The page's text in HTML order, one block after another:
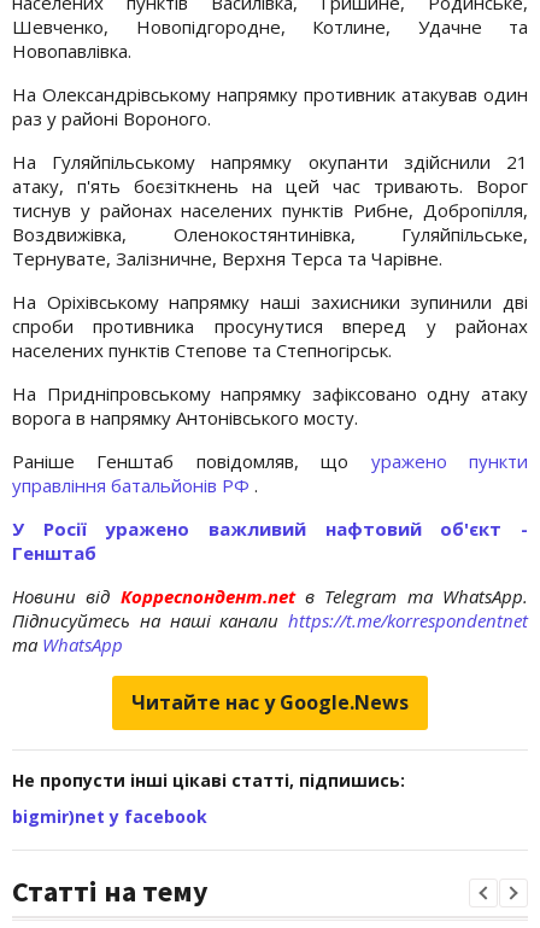
Шевченко, Новопідгородне, Котлине, Удачне та
Новопавлівка.
На Олександрівському напрямку противник атакував один
раз у районі Вороного.
На Гуляйпільському напрямку окупанти здійснили 21
атаку, п'ять боєзіткнень на цей час тривають. Ворог
тиснув у районах населених пунктів Рибне, Добропілля,
Воздвижівка, Оленокостянтинівка, Гуляйпільське,
Тернувате, Залізничне, Верхня Терса та Чарівне.
На Оріхівському напрямку наші захисники зупинили дві
спроби противника просунутися вперед у районах
населених пунктів Степове та Степногірськ.
На Придніпровському напрямку зафіксовано одну атаку
ворога в напрямку Антонівського мосту.
Раніше Генштаб повідомляв, що уражено пункти
управління батальйонів РФ .
У Росії уражено важливий нафтовий об'єкт -
Генштаб
Новини від Корреспондент.netв Telegram та WhatsApp.
Підписуйтесь на наші канали https://t.me/korrespondentnet
та WhatsApp
Читайте нас у Google.News
Не пропусти інші цікаві статті, підпишись:
bigmir)net у facebook
Статті на тему